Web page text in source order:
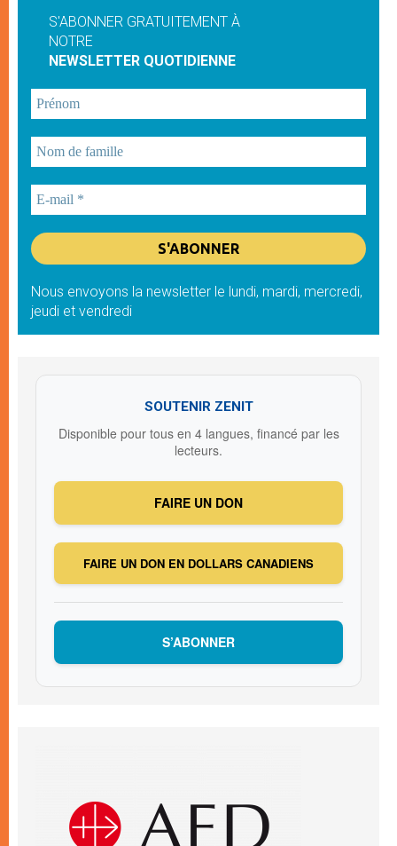
S'ABONNER GRATUITEMENT À
NOTRE
NEWSLETTER QUOTIDIENNE
Nous envoyons la newsletter le lundi, mardi, mercredi,
jeudi et vendredi
SOUTENIR ZENIT
Disponible pour tous en 4 langues, financé par les
lecteurs.
FAIRE UN DON
FAIRE UN DON EN DOLLARS CANADIENS
S’ABONNER